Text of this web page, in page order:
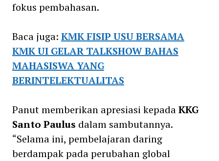
fokus pembahasan.
Baca juga: KMK FISIP USU BERSAMA
KMK UI GELAR TALKSHOW BAHAS
MAHASISWA YANG
BERINTELEKTUALITAS
Panut memberikan apresiasi kepadaKKG
Santo Paulus dalam sambutannya.
“Selama ini, pembelajaran daring
berdampak pada perubahan global